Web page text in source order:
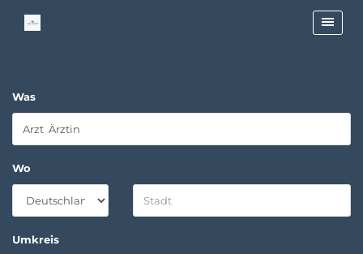
Was
Wo
Umkreis